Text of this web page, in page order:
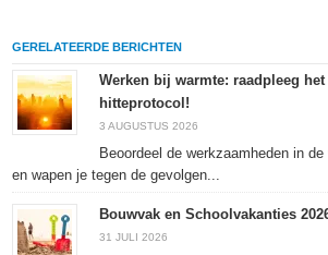
Facebook
(Wordt
een
nieuw
venster
geopend)
delen
(Wordt
een
nieuw
venster
geopend)
Twitter
(Wordt
een
nieuw
venster
geopend)
nieuw
GERELATEERDE BERICHTEN
Werken bij warmte: raadpleeg
hitteprotocol!
3 AUGUSTUS 2026
Beoordeel de werkzaamheden in
en wapen je tegen de gevolgen...
Bouwvak en Schoolvakanties
31 JULI 2026